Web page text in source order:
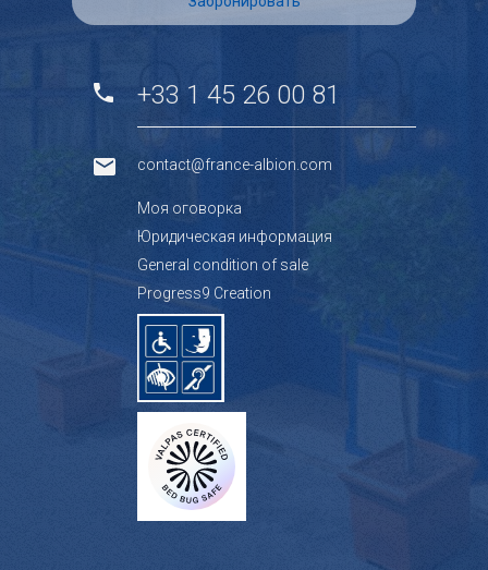
+33 1 45 26 00 81
contact@france-albion.com
Mоя оговорка
Юридическая информация
General condition of sale
Progress9 Creation